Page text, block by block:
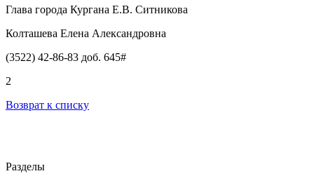
Глава города Кургана Е.В. Ситникова
Колташева Елена Александровна
(3522) 42-86-83 доб. 645#
2
Возврат к списку
Разделы